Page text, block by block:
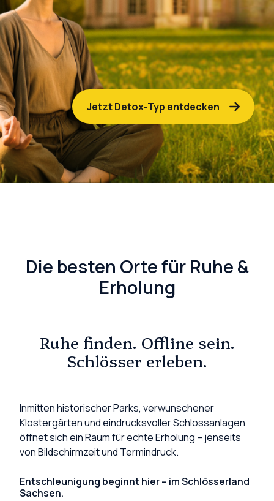
Jetzt Detox-Typ entdecken
Die besten Orte für Ruhe &
Erholung
Ruhe finden. Offline sein.
Schlösser erleben.
Inmitten historischer Parks, verwunschener
Klostergärten und eindrucksvoller Schlossanlagen
öffnet sich ein Raum für echte Erholung – jenseits
von Bildschirmzeit und Termindruck.
Entschleunigung beginnt hier – im Schlösserland
Sachsen.